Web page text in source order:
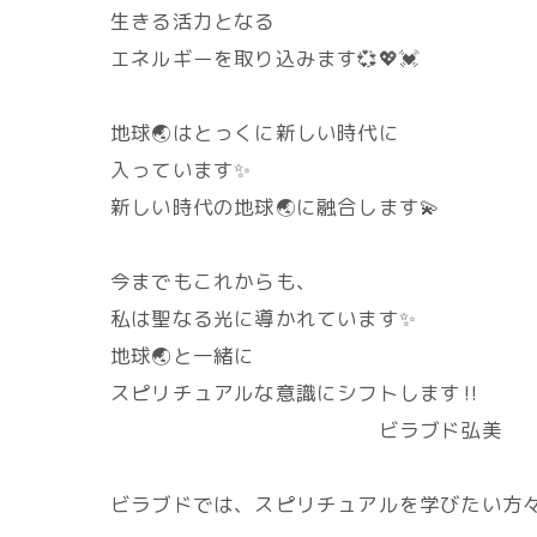
生きる活力となる
エネルギーを取り込みます💞💖💓
地球🌏️はとっくに新しい時代に
入っています✨
新しい時代の地球🌏️に融合します💫
今までもこれからも、
私は聖なる光に導かれています✨
地球🌏️と一緒に
スピリチュアルな意識にシフトします‼️
ビラブド弘美
ビラブドでは、スピリチュアルを学びたい方